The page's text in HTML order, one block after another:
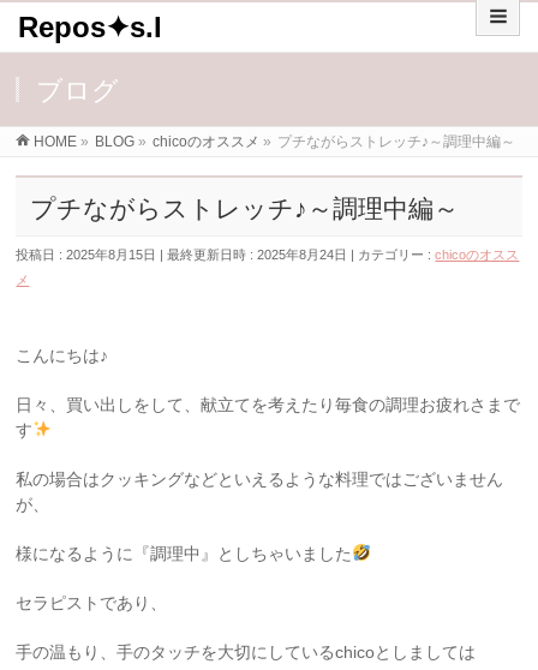
Repos✦s.I
ブログ
HOME » BLOG » chicoのオススメ » プチながらストレッチ♪～調理中編～
プチながらストレッチ♪～調理中編～
投稿日 : 2025年8月15日 最終更新日時 : 2025年8月24日 カテゴリー :chicoのオスス
メ
こんにちは♪
日々、買い出しをして、献立てを考えたり毎食の調理お疲れさまで
す
私の場合はクッキングなどといえるような料理ではございません
が、
様になるように『調理中』としちゃいました
セラピストであり、
手の温もり、手のタッチを大切にしているchicoとしましては